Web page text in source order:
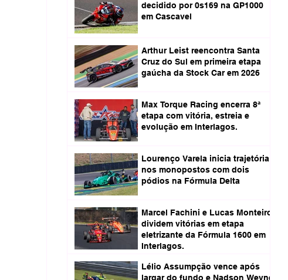
decidido por 0s169 na GP1000
em Cascavel
Arthur Leist reencontra Santa
Cruz do Sul em primeira etapa
gaúcha da Stock Car em 2026
Max Torque Racing encerra 8ª
etapa com vitória, estreia e
evolução em Interlagos.
Lourenço Varela inicia trajetória
nos monopostos com dois
pódios na Fórmula Delta
Marcel Fachini e Lucas Monteiro
dividem vitórias em etapa
eletrizante da Fórmula 1600 em
Interlagos.
Lélio Assumpção vence após
largar do fundo e Nadson Weyne